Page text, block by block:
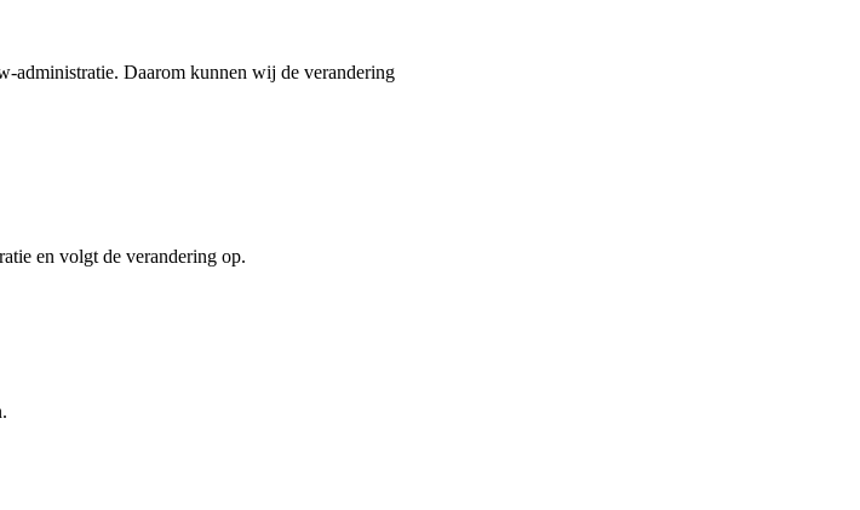
administratie. Daarom kunnen wij de verandering
en volgt de verandering op.